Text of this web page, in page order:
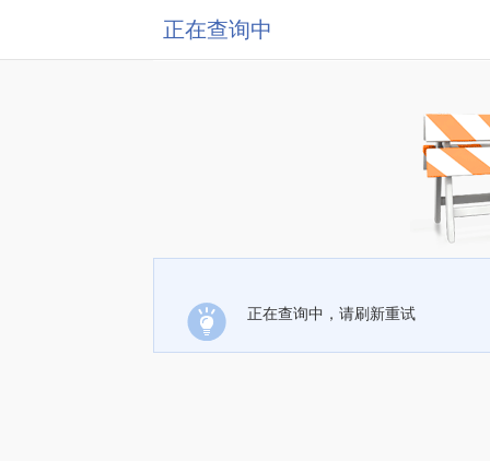
正在查询中
正在查询中，请刷新重试